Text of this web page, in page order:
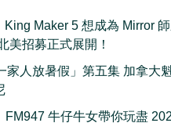
King Maker 5 想成為 Mirror
美招募正式展開！
家人放暑假」第五集 加拿大
FM947 牛仔牛女帶你玩盡